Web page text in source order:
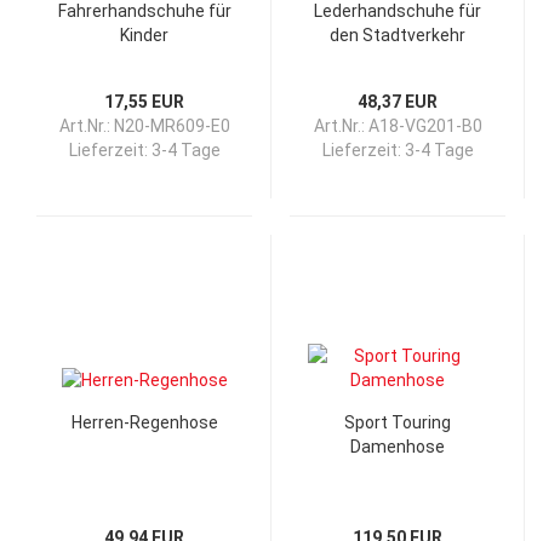
Fahrerhandschuhe für
Kinder
17,55 EUR
Art.Nr.: N20-MR609-E0
Lieferzeit: 3-4 Tage
Lederhandschuhe für
den Stadtverkehr
48,37 EUR
Art.Nr.: A18-VG201-B0
Lieferzeit: 3-4 Tage
Herren-Regenhose
Sport Touring
Damenhose